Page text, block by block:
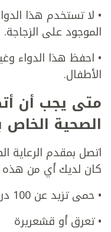
• لا تستخدم هذا
الموجود على الزجاجة.
• احفظ هذا الدواء
الأطفال.
متى يجب أن
الصحية
اتصل بمقدم الرعاية
كان لديك أي من هذه
• حمى تزيد عن 100 درجة فهرنهايت (38 درجة مئوية)
• تعرق أو قشعريرة